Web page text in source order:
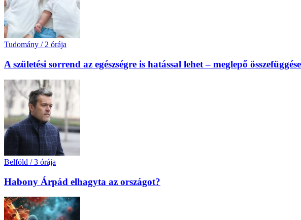
Tudomány / 2 órája
A születési sorrend az egészségre is hatással lehet – meglepő
Belföld / 3 órája
Habony Árpád elhagyta az országot?